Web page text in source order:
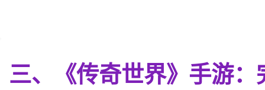
三、《传奇世界》手游